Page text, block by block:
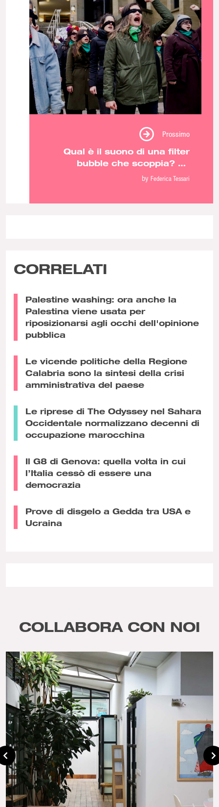
Prossimo
Qual è il suono di una filter
bubble che scoppia? La
narrazione transfemminista tra
by Federica Tessari
CORRELATI
Palestine washing: ora anche la
Palestina viene usata per
riposizionarsi agli occhi dell'opinione
pubblica
Le vicende politiche della Regione
Calabria sono la sintesi della crisi
amministrativa del paese
Le riprese di The Odyssey nel Sahara
Occidentale normalizzano decenni di
occupazione marocchina
Il G8 di Genova: quella volta in cui
l’Italia cessò di essere una
democrazia
Prove di disgelo a Gedda tra USA e
Ucraina
COLLABORA CON NOI